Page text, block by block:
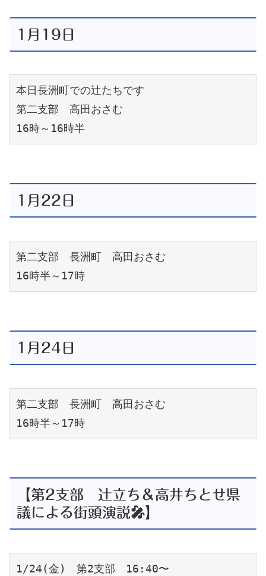
1月19日
本日長洲町での辻たちです
第二支部　高田おさむ
16時～16時半
1月22日
第二支部　長洲町　高田おさむ
16時半～17時
1月24日
第二支部　長洲町　高田おさむ
16時半～17時
【第2支部 辻立ち＆高井ちとせ県
議による街頭演説🎤】
1/24(金)　第2支部　16:40〜